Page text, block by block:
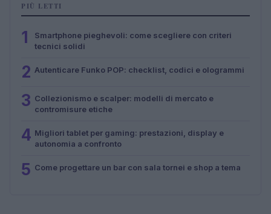
PIÙ LETTI
1
Smartphone pieghevoli: come scegliere con criteri
tecnici solidi
2 Autenticare Funko POP: checklist, codici e ologrammi
3 Collezionismo e scalper: modelli di mercato e
contromisure etiche
4 Migliori tablet per gaming: prestazioni, display e
autonomia a confronto
5 Come progettare un bar con sala tornei e shop a tema